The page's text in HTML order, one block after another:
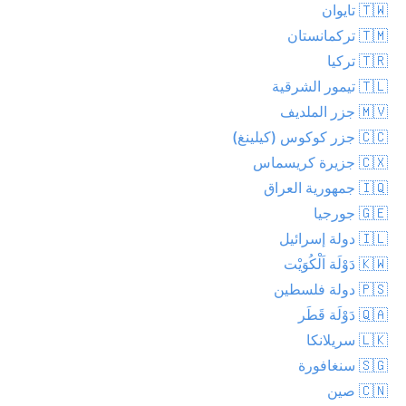
🇹🇼 تايوان
🇹🇲 تركمانستان
🇹🇷 تركيا
🇹🇱 تيمور الشرقية
🇲🇻 جزر الملديف
🇨🇨 جزر كوكوس (كيلينغ)
🇨🇽 جزيرة كريسماس
🇮🇶 جمهورية العراق
🇬🇪 جورجيا
🇮🇱 دولة إسرائيل
🇰🇼 دَوْلَة اَلْكُوَيْت
🇵🇸 دولة فلسطين
🇶🇦 دَوْلَة قَطَر
🇱🇰 سريلانكا
🇸🇬 سنغافورة
🇨🇳 صين